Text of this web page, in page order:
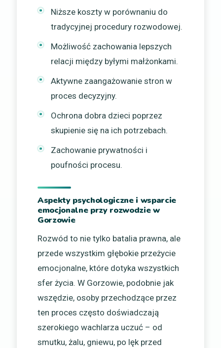
Niższe koszty w porównaniu do
tradycyjnej procedury rozwodowej.
Możliwość zachowania lepszych
relacji między byłymi małżonkami.
Aktywne zaangażowanie stron w
proces decyzyjny.
Ochrona dobra dzieci poprzez
skupienie się na ich potrzebach.
Zachowanie prywatności i
poufności procesu.
Aspekty psychologiczne i wsparcie
emocjonalne przy rozwodzie w
Gorzowie
Rozwód to nie tylko batalia prawna, ale
przede wszystkim głębokie przeżycie
emocjonalne, które dotyka wszystkich
sfer życia. W Gorzowie, podobnie jak
wszędzie, osoby przechodzące przez
ten proces często doświadczają
szerokiego wachlarza uczuć – od
smutku, żalu, gniewu, po lęk przed